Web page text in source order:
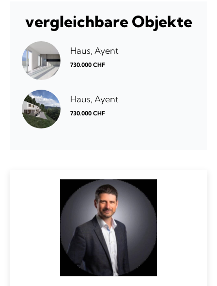
vergleichbare Objekte
Haus, Ayent
730.000 CHF
Haus, Ayent
730.000 CHF